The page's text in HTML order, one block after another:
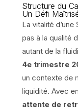
Structure du
Un Défi
La vitalité
pas à la qualité
autant de la
4e trimestre
un contexte de
liquidité. Avec
attente de